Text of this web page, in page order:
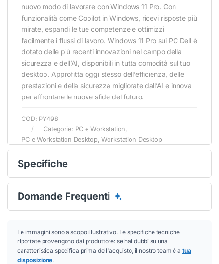
nuovo modo di lavorare con Windows 11 Pro. Con
funzionalità come Copilot in Windows, ricevi risposte più
mirate, espandi le tue competenze e ottimizzi
facilmente i flussi di lavoro. Windows 11 Pro sui PC Dell è
dotato delle più recenti innovazioni nel campo della
sicurezza e dell’AI, disponibili in tutta comodità sul tuo
desktop. Approfitta oggi stesso dell’efficienza, delle
prestazioni e della sicurezza migliorate dall’AI e innova
per affrontare le nuove sfide del futuro.
COD: PY498
Categorie: PC e Workstation
PC e Workstation Desktop ,Workstation Desktop
Specifiche
Domande Frequenti
Le immagini sono a scopo illustrativo. Le specifiche tecniche
riportate provengono dal produttore: se hai dubbi su una
caratteristica specifica prima dell'acquisto, il nostro team è a tua
disposizione.